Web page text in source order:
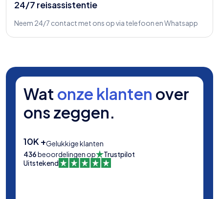
24/7 reisassistentie
Neem 24/7 contact met ons op via telefoon en Whatsapp
Wat onze klanten over
ons zeggen.
10K +Gelukkige klanten
436beoordelingen op
Trustpilot
Uitstekend